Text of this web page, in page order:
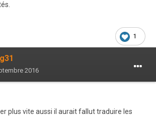
1
2016
plus vite aussi il aurait fallut traduire les